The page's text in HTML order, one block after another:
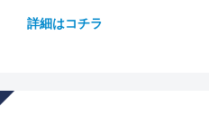
詳細はコチラ